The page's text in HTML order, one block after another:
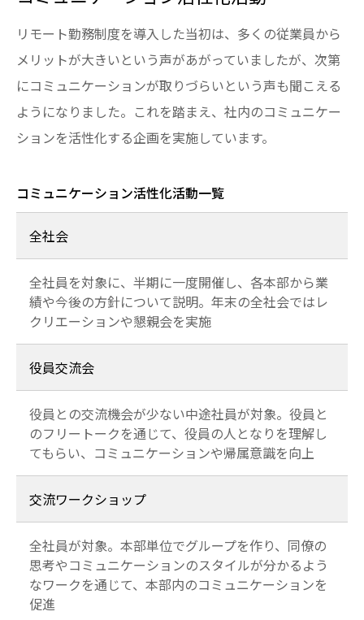
リモート勤務制度を導入した当初は、多くの従業員から
メリットが大きいという声があがっていましたが、次第
にコミュニケーションが取りづらいという声も聞こえる
ようになりました。これを踏まえ、社内のコミュニケー
ションを活性化する企画を実施しています。
コミュニケーション活性化活動一覧
全社会
全社員を対象に、半期に一度開催し、各本部から業
績や今後の方針について説明。年末の全社会ではレ
クリエーションや懇親会を実施
役員交流会
役員との交流機会が少ない中途社員が対象。役員と
のフリートークを通じて、役員の人となりを理解し
てもらい、コミュニケーションや帰属意識を向上
交流ワークショップ
全社員が対象。本部単位でグループを作り、同僚の
思考やコミュニケーションのスタイルが分かるよう
なワークを通じて、本部内のコミュニケーションを
促進